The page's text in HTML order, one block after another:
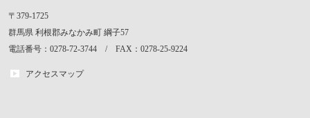
〒379-1725
群馬県 利根郡みなかみ町 綱子57
電話番号：0278-72-3744 / FAX：0278-25-9224
アクセスマップ